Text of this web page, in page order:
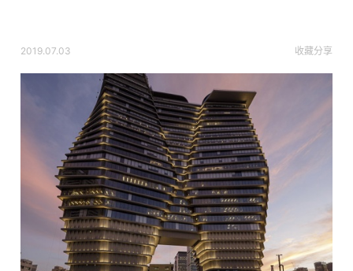
2019.07.03 收藏分享